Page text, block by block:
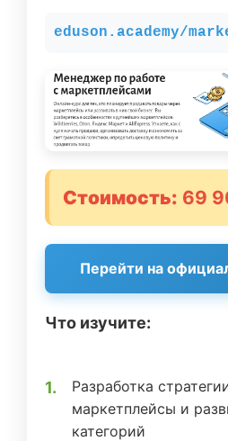
eduson.academy/
Стоимость: 69
Перейти на
Что изучите:
Разработка
маркетплейсы и
категорий